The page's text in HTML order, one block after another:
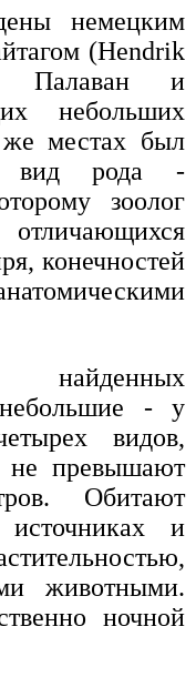
немецким
(Hendrik
Палаван и
небольших
же местах был
вид рода -
зоолог
конечностей
найденных
небольшие - у
видов,
не превышают
Обитают
и
животными.
ночной